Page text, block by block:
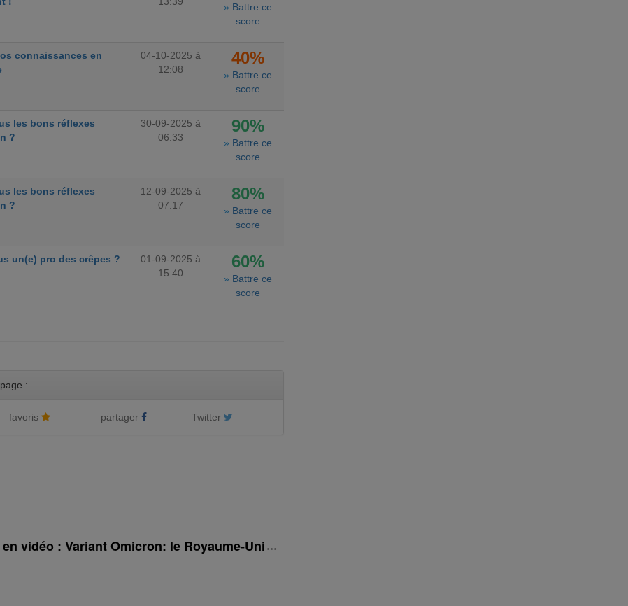
» Battre ce
score
connaissances en
04-10-2025 à
12:08
40%
» Battre ce
score
les bons réflexes
?
30-09-2025 à
06:33
90%
» Battre ce
score
les bons réflexes
?
12-09-2025 à
07:17
80%
» Battre ce
score
un(e) pro des crêpes ?
01-09-2025 à
15:40
60%
» Battre ce
score
:
favoris partager Twitter
vidéo : Variant Omicron: le Royaume-Uni rehausse son niveau d'alerte, une première en 7 mois